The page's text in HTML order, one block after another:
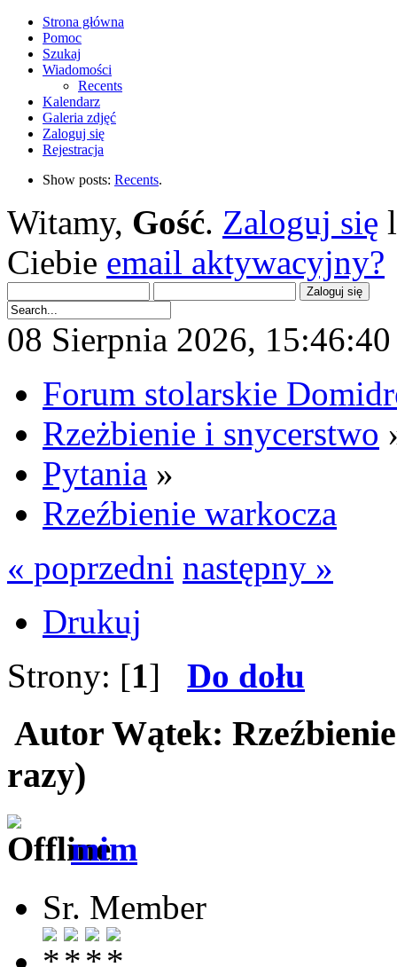
Strona główna
Pomoc
Szukaj
Wiadomości
Recents
Kalendarz
Galeria zdjęć
Zaloguj się
Rejestracja
Show posts: Recents.
Witamy, Gość. Zaloguj się
Ciebie email aktywacyjny?
08 Sierpnia 2026,
Forum stolarskie
Rzeżbienie i snycerstwo
Pytania »
Rzeźbienie warkocza
« poprzedni następny »
Drukuj
Strony: [1] Do dołu
Autor Wątek:
razy)
mim
Sr. Member